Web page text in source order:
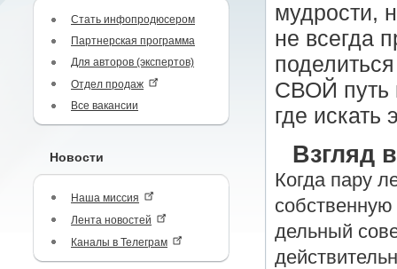
Стать инфопродюсером
Партнерская программа
Для авторов (экспертов)
Отдел продаж
Все вакансии
Новости
Наша миссия
Лента новостей
Каналы в Телеграм
мудрости,
не всегда
СВОЙ путь
где искать
Взгляд
Когда пару
дельный